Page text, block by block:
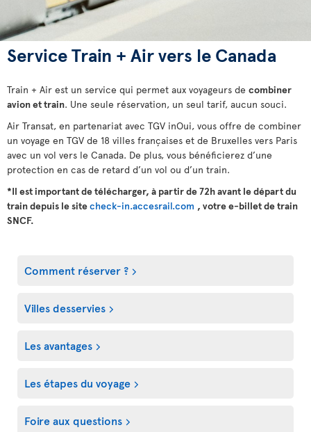
Service Train + Air vers le Canada
Train + Air est un service qui permet aux voyageurs de combiner
avion et train. Une seule réservation, un seul tarif, aucun souci.
Air Transat, en partenariat avec TGV inOui, vous offre de combiner
un voyage en TGV de 18 villes françaises et de Bruxelles vers Paris
avec un vol vers le Canada. De plus, vous bénéficierez d’une
protection en cas de retard d’un vol ou d’un train.
*Il est important de télécharger, à partir de 72h avant le départ du
train depuis le sitecheck-in.accesrail.com , votre e-billet de train
SNCF.
Comment réserver ?
Villes desservies
Les avantages
Les étapes du voyage
Foire aux questions